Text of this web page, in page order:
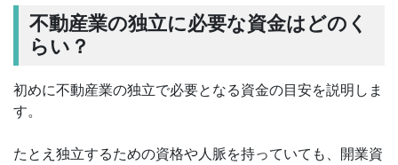
不動産業の独立に必要な資金はどのく
らい？
初めに不動産業の独立で必要となる資金の目安を説明しま
す。
たとえ独立するための資格や人脈を持っていても、開業資